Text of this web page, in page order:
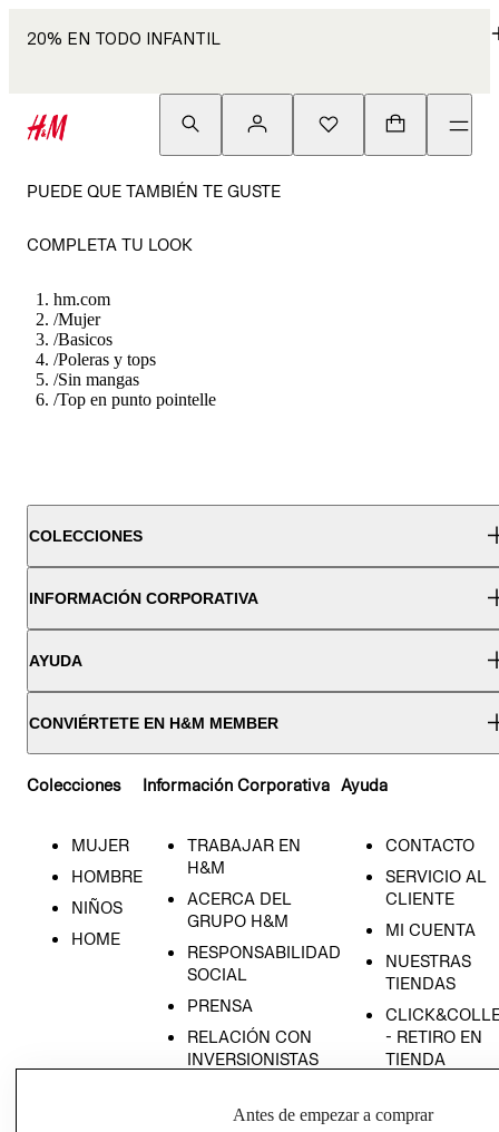
20% EN TODO INFANTIL
PUEDE QUE TAMBIÉN TE GUSTE
COMPLETA TU LOOK
hm.com
/Mujer
/Basicos
/Poleras y tops
/Sin mangas
/Top en punto pointelle
COLECCIONES
INFORMACIÓN CORPORATIVA
AYUDA
CONVIÉRTETE EN H&M MEMBER
Colecciones
MUJER
HOMBRE
NIÑOS
HOME
Información Corporativa
TRABAJAR EN
H&M
ACERCA DEL
GRUPO H&M
RESPONSABILIDAD
SOCIAL
PRENSA
RELACIÓN CON
INVERSIONISTAS
EMPRESARIAL
Ayuda
CONTACTO
SERVICIO AL
CLIENTE
MI CUENTA
NUESTRAS
TIENDAS
- RETIRO EN
TIENDA
CONDICIONES
Antes de empezar a comprar